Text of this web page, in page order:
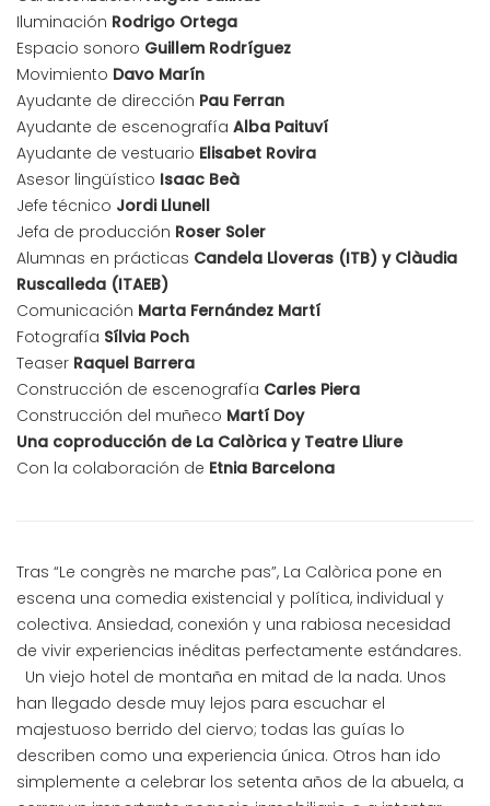
Iluminación Rodrigo Ortega
Espacio sonoro Guillem Rodríguez
Movimiento Davo Marín
Ayudante de dirección Pau Ferran
Ayudante de escenografía Alba Paituví
Ayudante de vestuario Elisabet Rovira
Asesor lingüístico Isaac Beà
Jefe técnico Jordi Llunell
Jefa de producción Roser Soler
Alumnas en prácticas Candela Lloveras (ITB) y Clàudia
Ruscalleda (ITAEB)
Comunicación Marta Fernández Martí
Fotografía Sílvia Poch
Teaser Raquel Barrera
Construcción de escenografía Carles Piera
Construcción del muñeco Martí Doy
Una coproducción de La Calòrica y Teatre Lliure
Con la colaboración de Etnia Barcelona
Tras “Le congrès ne marche pas”, La Calòrica pone en
escena una comedia existencial y política, individual y
colectiva. Ansiedad, conexión y una rabiosa necesidad
de vivir experiencias inéditas perfectamente estándares.
Un viejo hotel de montaña en mitad de la nada. Unos
han llegado desde muy lejos para escuchar el
majestuoso berrido del ciervo; todas las guías lo
describen como una experiencia única. Otros han ido
simplemente a celebrar los setenta años de la abuela, a